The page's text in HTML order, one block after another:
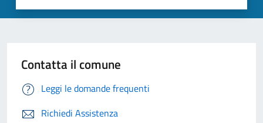
Contatta il comune
Leggi le domande frequenti
Richiedi Assistenza